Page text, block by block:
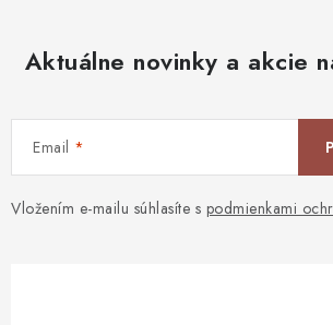
Aktuálne novinky a akcie
Email
Vložením e-mailu súhlasíte s podmienkami